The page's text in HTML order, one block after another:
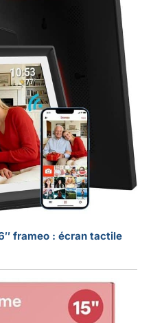
frameo : écran tactile